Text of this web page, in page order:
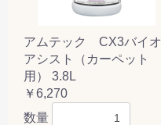
アムテック CX3バイオ
アシスト（カーペット
用） 3.8L
￥6,270
数量